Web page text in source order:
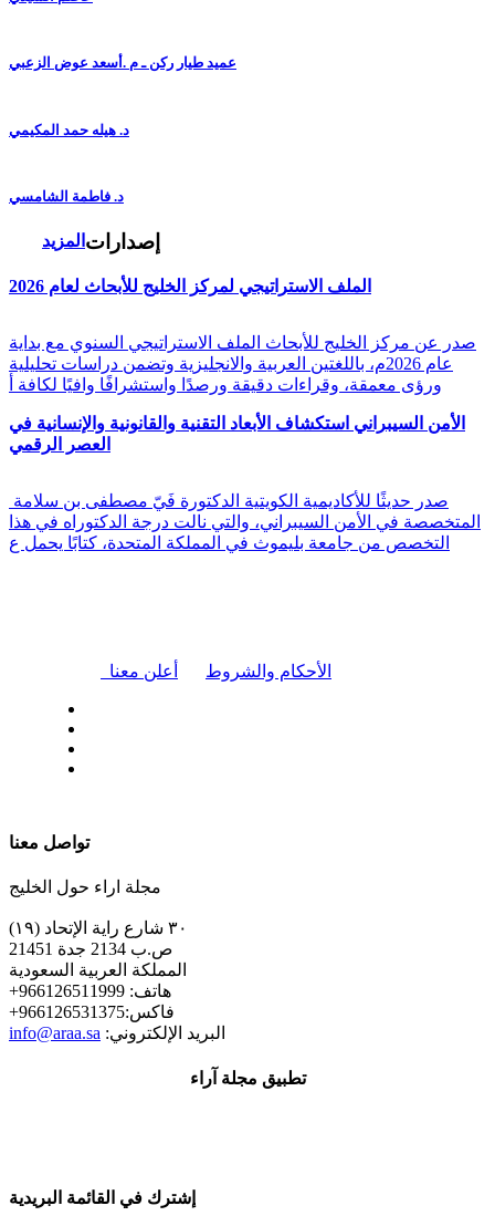
عميد طيار ركن ـ م .أسعد عوض الزعبي
د. هيله حمد المكيمي
د. فاطمة الشامسي
المزيد إصدارات
الملف الاستراتيجي لمركز الخليج للأبحاث لعام 2026
صدر عن مركز الخليج للأبحاث الملف الاستراتيجي السنوي مع بداية
عام 2026م، باللغتين العربية والانجليزية وتضمن دراسات تحليلية
ورؤى معمقة، وقراءات دقيقة ورصدًا واستشرافًا وافيًا لكافة أ
الأمن السيبراني استكشاف الأبعاد التقنية والقانونية والإنسانية في
العصر الرقمي
المتخصصة في الأمن السيبراني، والتي نالت درجة الدكتوراه في هذا
التخصص من جامعة بليموث في المملكة المتحدة، كتابًا يحمل ع
أعلن معنا الأحكام والشروط
تواصل معنا
مجلة اراء حول الخليج
٣٠ شارع راية الإتحاد (١٩)
ص.ب 2134 جدة 21451
المملكة العربية السعودية
+هاتف: 966126511999
+فاكس:966126531375
info@araa.sa :البريد الإلكتروني
تطبيق مجلة آراء
إشترك في القائمة البريدية